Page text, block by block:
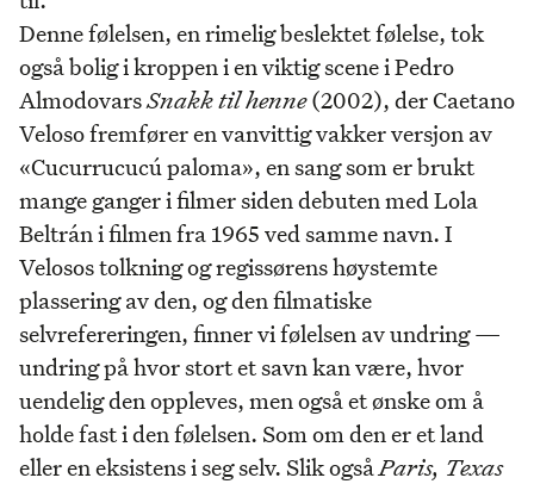
Denne følelsen, en rimelig beslektet følelse, tok
også bolig i kroppen i en viktig scene i Pedro
AlmodovarsSnakk til henne(2002), der Caetano
Veloso fremfører en vanvittig vakker versjon av
«Cucurrucucú paloma», en sang som er brukt
mange ganger i filmer siden debuten med Lola
Beltrán i filmen fra 1965 ved samme navn. I
Velosos tolkning og regissørens høystemte
plassering av den, og den filmatiske
selvrefereringen, finner vi følelsen av undring —
undring på hvor stort et savn kan være, hvor
uendelig den oppleves, men også et ønske om å
holde fast i den følelsen. Som om den er et land
eller en eksistens i seg selv. Slik ogsåParis, Texas